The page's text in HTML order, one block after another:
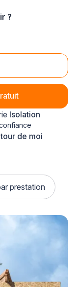
?
de moi
prestation
Isolation